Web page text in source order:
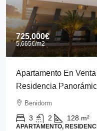
725,000€
5,665€/m2
Apartamento En
Residencia
Benidorm
3 2 128 m²
APARTAMENTO,